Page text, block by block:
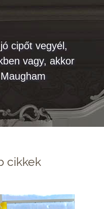
cipőt vegyél,
vagy, akkor
cikkek